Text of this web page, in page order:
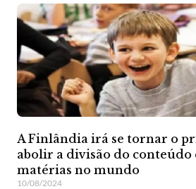
A Finlândia irá se tornar o
abolir a divisão do conteúdo
matérias no mundo
10/08/2024